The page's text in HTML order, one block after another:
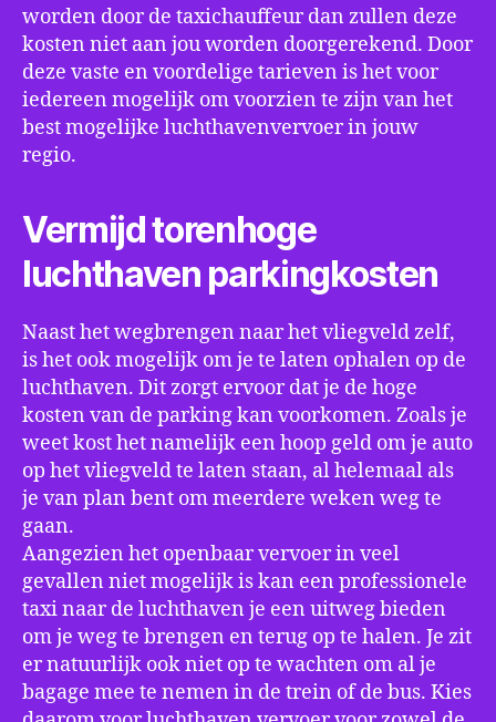
worden door de taxichauffeur dan zullen deze
kosten niet aan jou worden doorgerekend. Door
deze vaste en voordelige tarieven is het voor
iedereen mogelijk om voorzien te zijn van het
best mogelijke luchthavenvervoer in jouw
regio.
Vermijd torenhoge
luchthaven parkingkosten
Naast het wegbrengen naar het vliegveld zelf,
is het ook mogelijk om je te laten ophalen op de
luchthaven. Dit zorgt ervoor dat je de hoge
kosten van de parking kan voorkomen. Zoals je
weet kost het namelijk een hoop geld om je auto
op het vliegveld te laten staan, al helemaal als
je van plan bent om meerdere weken weg te
gaan.
Aangezien het openbaar vervoer in veel
gevallen niet mogelijk is kan een professionele
taxi naar de luchthaven je een uitweg bieden
om je weg te brengen en terug op te halen. Je zit
er natuurlijk ook niet op te wachten om al je
bagage mee te nemen in de trein of de bus. Kies